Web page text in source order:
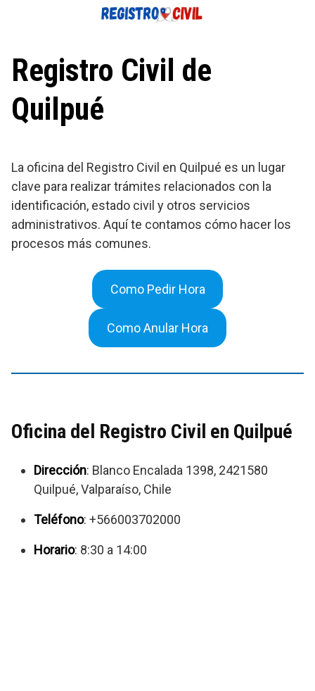
Registro Civil de
Quilpué
La oficina del Registro Civil en Quilpué es un lugar
clave para realizar trámites relacionados con la
identificación, estado civil y otros servicios
administrativos. Aquí te contamos cómo hacer los
procesos más comunes.
Como Pedir Hora
Como Anular Hora
Oficina del Registro Civil en Quilpué
Dirección: Blanco Encalada 1398, 2421580
Quilpué, Valparaíso, Chile
Teléfono: +566003702000
Horario: 8:30 a 14:00